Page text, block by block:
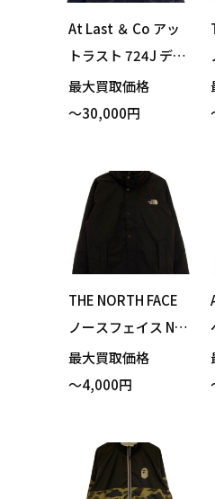
At Last ＆ Co アッ
トラスト 724J デニ
ムジャケット イン
ディゴ サイズ38 買
最大買取価格
～30,000円
THE NORTH FACE
ノースフェイス NP
72131 Hydrena Wi
nd Jacket ハイドレ
イズ 買い取りまし
た！
最大買取価格
～4,000円